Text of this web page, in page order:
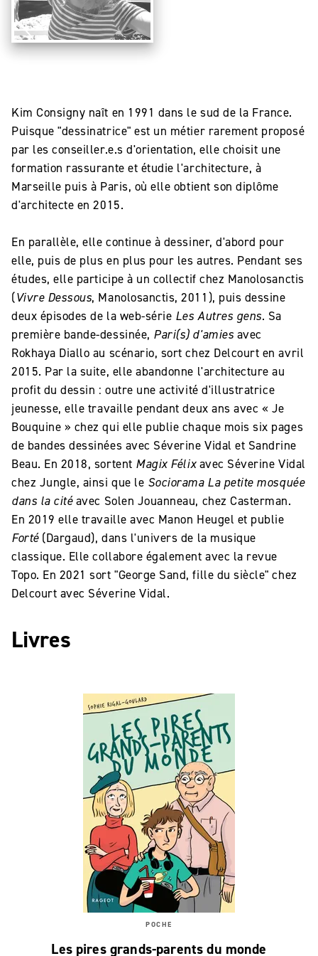
Kim Consigny naît en 1991 dans le sud de la France.
Puisque "dessinatrice" est un métier rarement proposé
par les conseiller.e.s d'orientation, elle choisit une
formation rassurante et étudie l'architecture, à
Marseille puis à Paris, où elle obtient son diplôme
d'architecte en 2015.
En parallèle, elle continue à dessiner, d'abord pour
elle, puis de plus en plus pour les autres. Pendant ses
études, elle participe à un collectif chez Manolosanctis
(Vivre Dessous, Manolosanctis, 2011), puis dessine
deux épisodes de la web-série Les Autres gens. Sa
première bande-dessinée, Pari(s) d'amies avec
Rokhaya Diallo au scénario, sort chez Delcourt en avril
2015. Par la suite, elle abandonne l'architecture au
profit du dessin : outre une activité d'illustratrice
jeunesse, elle travaille pendant deux ans avec « Je
Bouquine » chez qui elle publie chaque mois six pages
de bandes dessinées avec Séverine Vidal et Sandrine
Beau. En 2018, sortent Magix Félixavec Séverine Vidal
chez Jungle, ainsi que le Sociorama La petite mosquée
dans la citéavec Solen Jouanneau, chez Casterman.
En 2019 elle travaille avec Manon Heugel et publie
Forté(Dargaud), dans l'univers de la musique
classique. Elle collabore également avec la revue
Topo. En 2021 sort "George Sand, fille du siècle" chez
Delcourt avec Séverine Vidal.
Livres
POCHE
Les pires grands-parents du monde